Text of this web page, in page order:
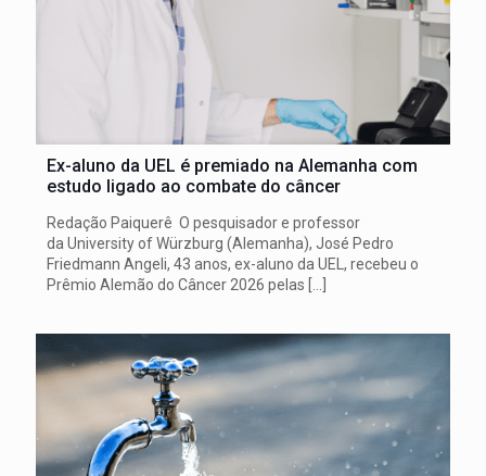
Ex-aluno da UEL é premiado na Alemanha com
estudo ligado ao combate do câncer
Redação Paiquerê O pesquisador e professor
da University of Würzburg (Alemanha), José Pedro
Friedmann Angeli, 43 anos, ex-aluno da UEL, recebeu o
Prêmio Alemão do Câncer 2026 pelas […]